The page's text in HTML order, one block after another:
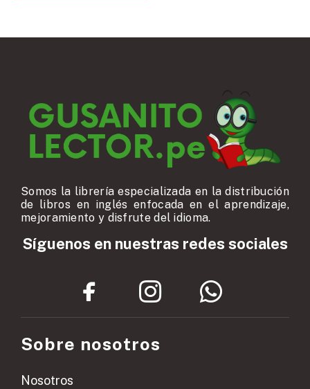
Somos la librería especializada en la distribución
de libros en inglés enfocada en el aprendizaje,
mejoramiento y disfrute del idioma.
Síguenos en nuestras redes sociales
Sobre nosotros
Nosotros